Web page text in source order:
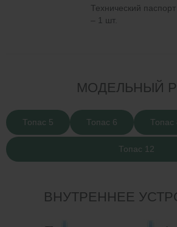
Технический паспорт
– 1 шт.
МОДЕЛЬНЫЙ
Топас 5 Топас 6 Топас
Топас 12
ВНУТРЕННЕЕ